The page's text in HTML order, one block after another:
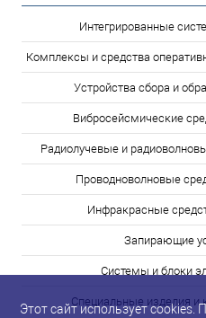
Интегрированные
Комплексы и средства
Устройства сбора и
Вибросейсмические
Радиолучевые и
Проводноволновые
Инфракрасные
Запирающие
Системы и блоки
Специальные изделия и
Этот сайт использует cookies.